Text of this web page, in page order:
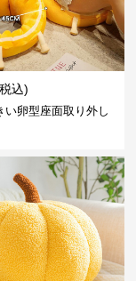
込)
い卵型座面取り外し